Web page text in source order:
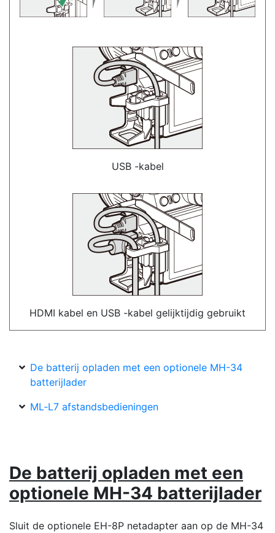
USB -kabel
HDMI kabel en USB -kabel gelijktijdig gebruikt
De batterij opladen met een optionele MH-34
batterijlader
ML‑L7 afstandsbedieningen
De batterij opladen met een
optionele MH-34 batterijlader
Sluit de optionele EH-8P netadapter aan op de MH-34